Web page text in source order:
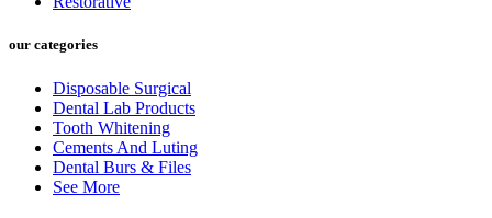
our categories
Disposable Surgical
Dental Lab Products
Tooth Whitening
Cements And Luting
Dental Burs & Files
See More